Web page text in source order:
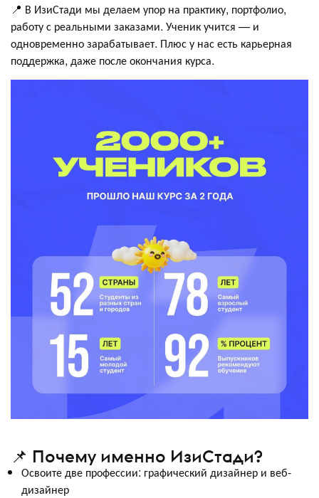
📍 В ИзиСтади мы делаем упор на практику, портфолио,
работу с реальными заказами. Ученик учится — и
одновременно зарабатывает. Плюс у нас есть карьерная
поддержка, даже после окончания курса.
📌 Почему именно ИзиСтади?
Освоите две профессии: графический дизайнер и веб-
дизайнер